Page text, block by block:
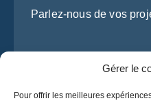
Gérer le
Pour offrir les meilleures